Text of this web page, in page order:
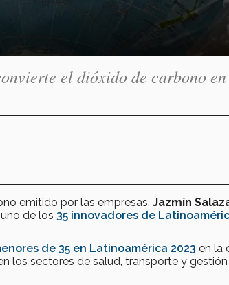
el dióxido de carbono
emitido por las empresas, Jazmín
de los 35 innovadores de
de 35 en Latinoamérica 2023 en la
los sectores de salud, transporte y